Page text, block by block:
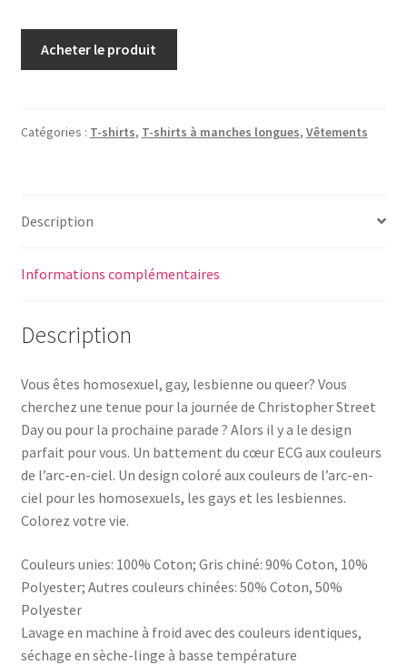
Acheter le produit
Catégories : T-shirts, T-shirts à manches longues, Vêtements
Description
Informations complémentaires
Description
Vous êtes homosexuel, gay, lesbienne ou queer? Vous
cherchez une tenue pour la journée de Christopher Street
Day ou pour la prochaine parade ? Alors il y a le design
parfait pour vous. Un battement du cœur ECG aux couleurs
de l’arc-en-ciel. Un design coloré aux couleurs de l’arc-en-
ciel pour les homosexuels, les gays et les lesbiennes.
Colorez votre vie.
Couleurs unies: 100% Coton; Gris chiné: 90% Coton, 10%
Polyester; Autres couleurs chinées: 50% Coton, 50%
Polyester
Lavage en machine à froid avec des couleurs identiques,
séchage en sèche-linge à basse température